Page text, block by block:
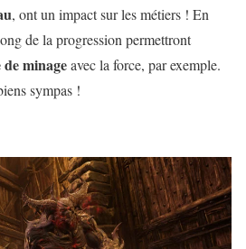
, ont un impact sur les métiers ! En
de la progression permettront
de minageavec la force, par exemple.
sympas !